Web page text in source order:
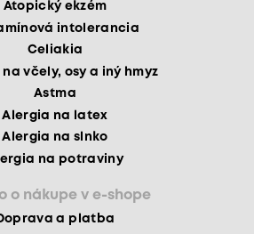
Atopický ekzém
intolerancia
Celiakia
včely, osy a iný hmyz
Astma
Alergia na latex
Alergia na slnko
na potraviny
o nákupe v e-shope
a platba